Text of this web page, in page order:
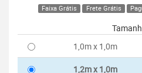
Faixa Grátis Frete Grátis
1,0m x 1,0m
1,2m x 1,0m